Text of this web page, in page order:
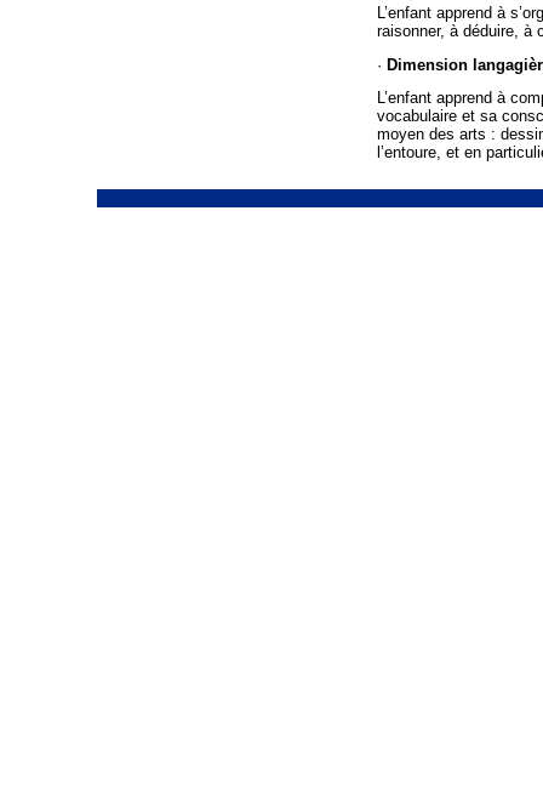
L’enfant apprend à
raisonner, à déduire, à
· Dimension
L’enfant apprend à
vocabulaire et sa
moyen des arts :
l’entoure, et en